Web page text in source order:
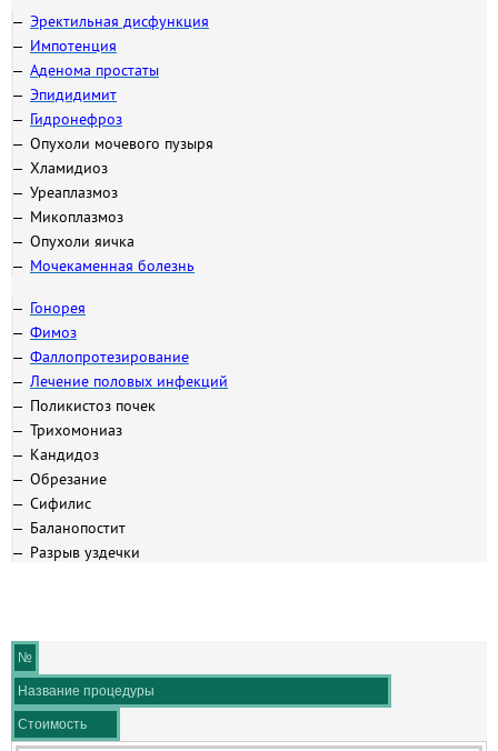
Эректильная дисфункция
Импотенция
Аденома простаты
Эпидидимит
Гидронефроз
Опухоли мочевого пузыря
Хламидиоз
Уреаплазмоз
Микоплазмоз
Опухоли яичка
Мочекаменная болезнь
Гонорея
Фимоз
Фаллопротезирование
Лечение половых инфекций
Поликистоз почек
Трихомониаз
Кандидоз
Обрезание
Сифилис
Баланопостит
Разрыв уздечки
№
Название процедуры
Стоимость